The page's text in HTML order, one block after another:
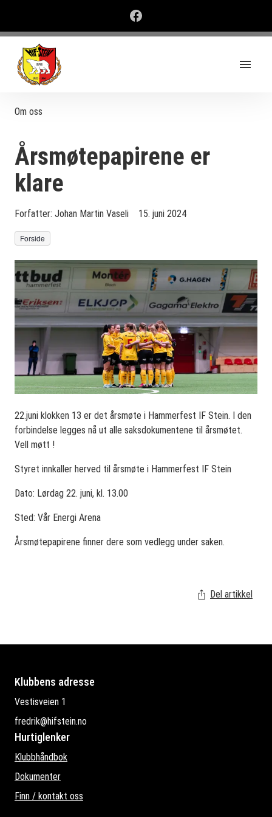
Om oss
Årsmøtepapirene er
klare
Forfatter: Johan Martin Vaseli 15. juni 2024
Forside
22.juni klokken 13 er det årsmøte i Hammerfest IF Stein. I den
forbindelse legges nå ut alle saksdokumentene til årsmøtet.
Vell møtt !
Styret innkaller herved til årsmøte i Hammerfest IF Stein
Dato: Lørdag 22. juni, kl. 13.00
Sted: Vår Energi Arena
Årsmøtepapirene finner dere som vedlegg under saken.
Del artikkel
Klubbens adresse
Vestisveien 1
fredrik@hifstein.no
Hurtiglenker
Klubbhåndbok
Dokumenter
Finn / kontakt oss